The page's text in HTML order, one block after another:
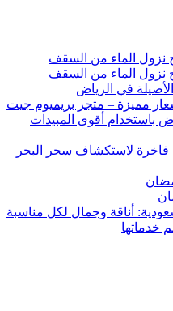
نزول الماء من السقف
نزول الماء من السقف
في الرياض
مميزة – متجر بريميوم جيت
باستخدام أقوى المبيدات
فاخرة لاستكشاف سحر البحر
أناقة وجمال لكل مناسبة
خدماتها